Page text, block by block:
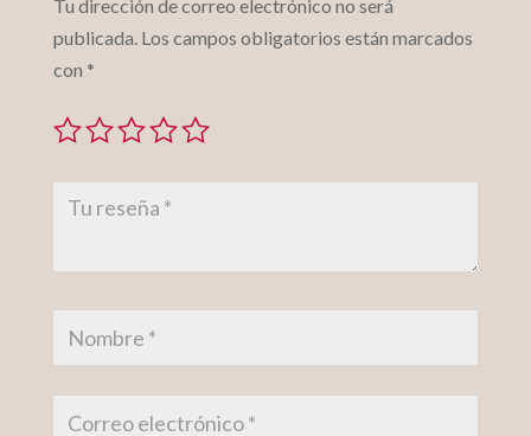
Tu dirección de correo electrónico no será
publicada. Los campos obligatorios están marcados
con *